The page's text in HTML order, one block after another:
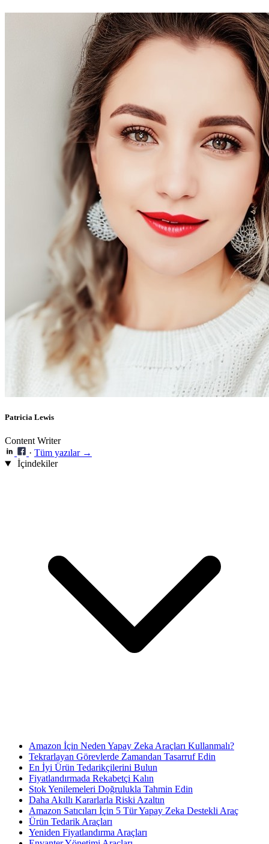
Patricia Lewis
Content Writer
· Tüm yazılar →
İçindekiler
Amazon İçin Neden Yapay Zeka Araçları Kullanmalı?
Tekrarlayan Görevlerde Zamandan Tasarruf Edin
En İyi Ürün Tedarikçilerini Bulun
Fiyatlandırmada Rekabetçi Kalın
Stok Yenilemeleri Doğrulukla Tahmin Edin
Daha Akıllı Kararlarla Riski Azaltın
Amazon Satıcıları İçin 5 Tür Yapay Zeka Destekli Araç
Ürün Tedarik Araçları
Yeniden Fiyatlandırma Araçları